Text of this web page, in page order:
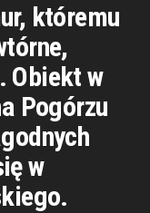
któremu
Obiekt w
Pogórzu
w